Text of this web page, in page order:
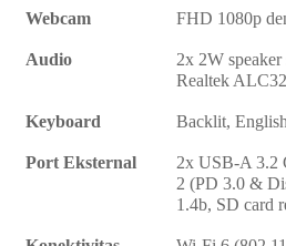
Webcam FHD 1080p
Audio
2x 2W
Realtek
Keyboard Backlit,
Port Eksternal
2x USB-A 3.2
2 (PD 3.0 &
1.4b, SD card